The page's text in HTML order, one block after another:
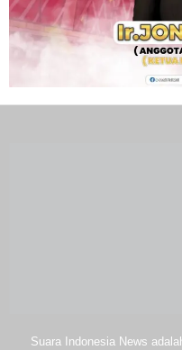
Suara Indonesia News